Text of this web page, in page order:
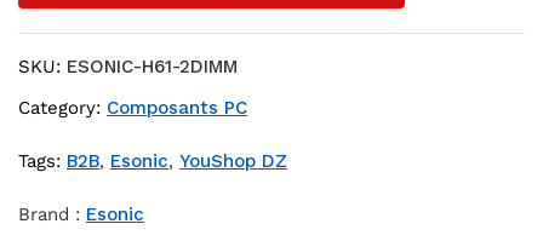
SKU: ESONIC-H61-2DIMM
Category: Composants PC
Tags: B2B, Esonic, YouShop DZ
Brand : Esonic